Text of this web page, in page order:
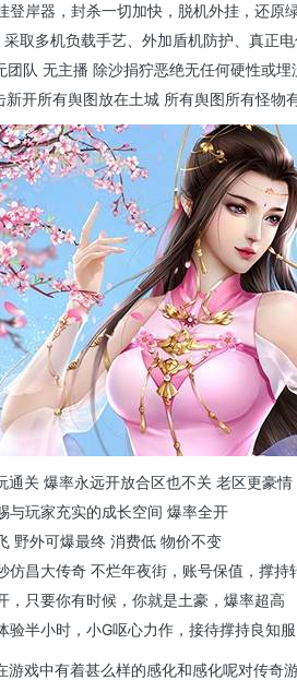
登岸器，封杀一切加快，脱机外挂，还原
取多机负载手艺、外加盾机防护、真正电
团队 无主播 除沙捐狞恶绝无任何硬性或埋
开所有舆图放在土城 所有舆图所有怪物
关 爆率永远开放合区也不关 老区更豪情
与玩家充实的成长空间 爆率全开
野外可爆最终 消费低 物价不变
仿昌大传奇 不烂年夜街，账号保值，撑持
，只要你有时候，你就是土豪，爆率超高
验半小时，小G呕心力作，接待撑持良知服
游戏中有着甚么样的感化和感化呢对传奇